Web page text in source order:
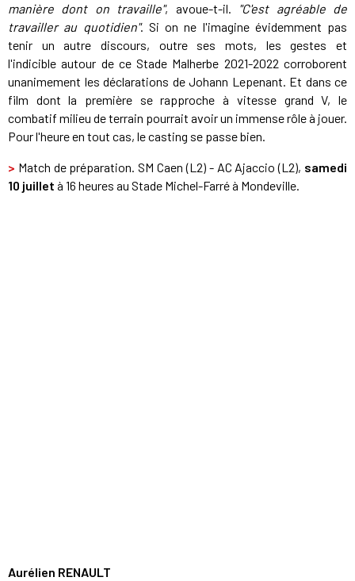
manière dont on travaille", avoue-t-il. "C'est agréable de
travailler au quotidien". Si on ne l'imagine évidemment pas
tenir un autre discours, outre ses mots, les gestes et
l'indicible autour de ce Stade Malherbe 2021-2022 corroborent
unanimement les déclarations de Johann Lepenant. Et dans ce
film dont la première se rapproche à vitesse grand V, le
combatif milieu de terrain pourrait avoir un immense rôle à jouer.
Pour l'heure en tout cas, le casting se passe bien.
> Match de préparation. SM Caen (L2) - AC Ajaccio (L2), samedi
10 juillet à 16 heures au Stade Michel-Farré à Mondeville.
Aurélien RENAULT